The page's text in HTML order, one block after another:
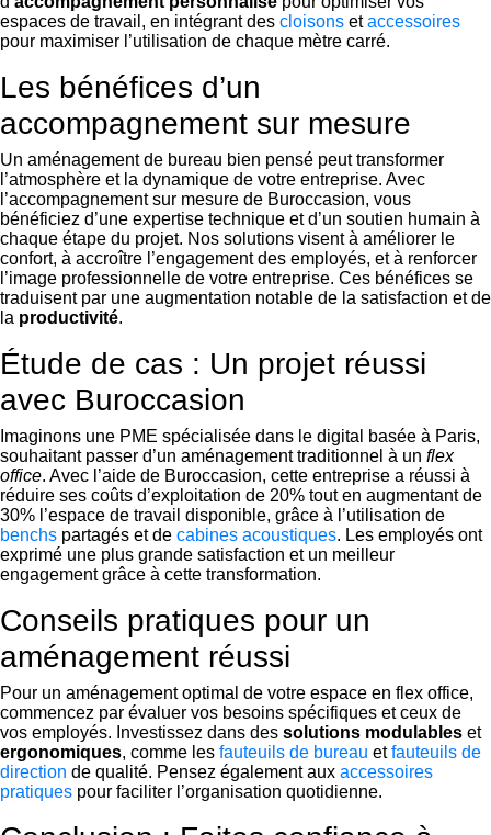
espaces de travail, en intégrant des cloisons etaccessoires
pour maximiser l’utilisation de chaque mètre carré.
Les bénéfices d’un
accompagnement sur mesure
Un aménagement de bureau bien pensé peut transformer
l’atmosphère et la dynamique de votre entreprise. Avec
l’accompagnement sur mesure de Buroccasion, vous
bénéficiez d’une expertise technique et d’un soutien humain à
chaque étape du projet. Nos solutions visent à améliorer le
confort, à accroître l’engagement des employés, et à renforcer
l’image professionnelle de votre entreprise. Ces bénéfices se
traduisent par une augmentation notable de la satisfaction et de
la productivité.
Étude de cas : Un projet réussi
avec Buroccasion
Imaginons une PME spécialisée dans le digital basée à Paris,
souhaitant passer d’un aménagement traditionnel à un flex
office. Avec l’aide de Buroccasion, cette entreprise a réussi à
réduire ses coûts d’exploitation de 20% tout en augmentant de
30% l’espace de travail disponible, grâce à l’utilisation de
benchs partagés et de cabines acoustiques. Les employés ont
exprimé une plus grande satisfaction et un meilleur
engagement grâce à cette transformation.
Conseils pratiques pour un
aménagement réussi
Pour un aménagement optimal de votre espace en flex office,
commencez par évaluer vos besoins spécifiques et ceux de
vos employés. Investissez dans des solutions modulables et
ergonomiques, comme les fauteuils de bureau etfauteuils de
direction de qualité. Pensez également aux accessoires
pratiques pour faciliter l’organisation quotidienne.